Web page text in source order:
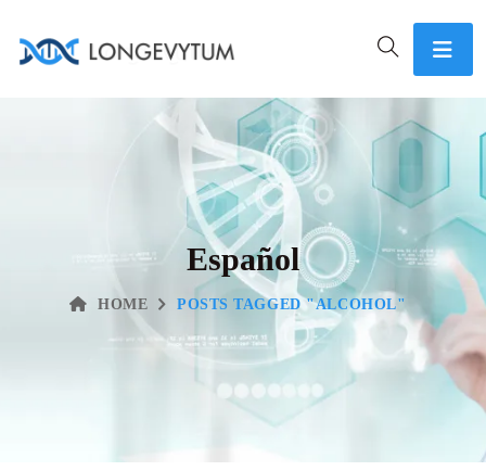
Español
HOME POSTS TAGGED "ALCOHOL"